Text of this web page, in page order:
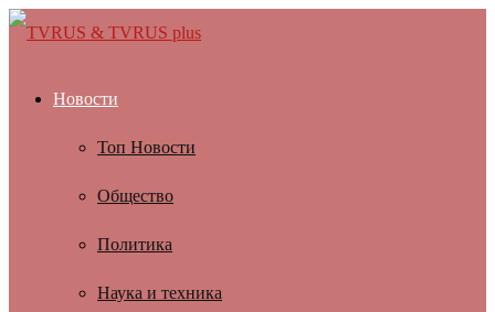
Новости
Топ Новости
Общество
Политика
Наука и техника